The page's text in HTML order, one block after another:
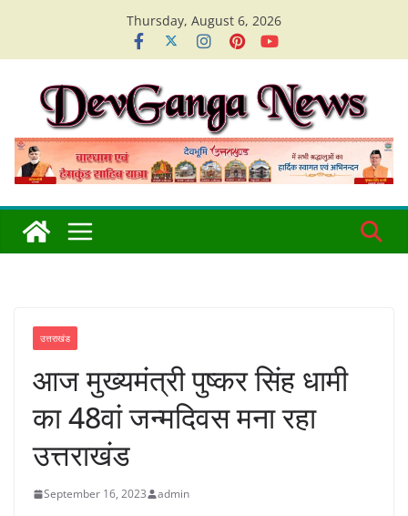
content
Thursday, August 6, 2026
उत्तराखंड
आज मुख्यमंत्री पुष्कर सिंह धामी
का 48वां जन्मदिवस मना रहा
उत्तराखंड
September 16, 2023 admin